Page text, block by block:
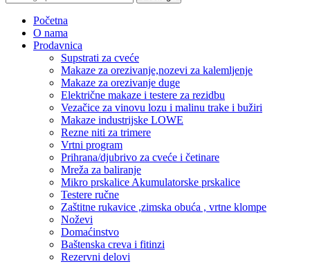
Početna
O nama
Prodavnica
Supstrati za cveće
Makaze za orezivanje,nozevi za kalemljenje
Makaze za orezivanje duge
Električne makaze i testere za rezidbu
Vezačice za vinovu lozu i malinu trake i bužiri
Makaze industrijske LOWE
Rezne niti za trimere
Vrtni program
Prihrana/djubrivo za cveće i četinare
Mreža za baliranje
Mikro prskalice Akumulatorske prskalice
Testere ručne
Zaštitne rukavice ,zimska obuća , vrtne klompe
Noževi
Domaćinstvo
Baštenska creva i fitinzi
Rezervni delovi